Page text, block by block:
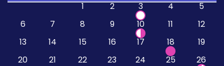
1
2 3 4
5
6
7 8 9 10 11
12
13
14 15 16 17 18
19
20
21 22 23 24 25
26